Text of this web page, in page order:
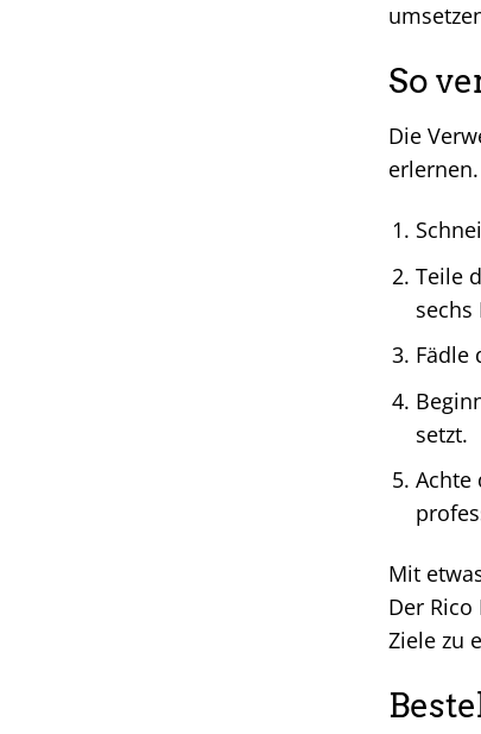
So
Die
Teile
sechs
Fädle
setzt.
Achte
Mit
Der
Ziele zu